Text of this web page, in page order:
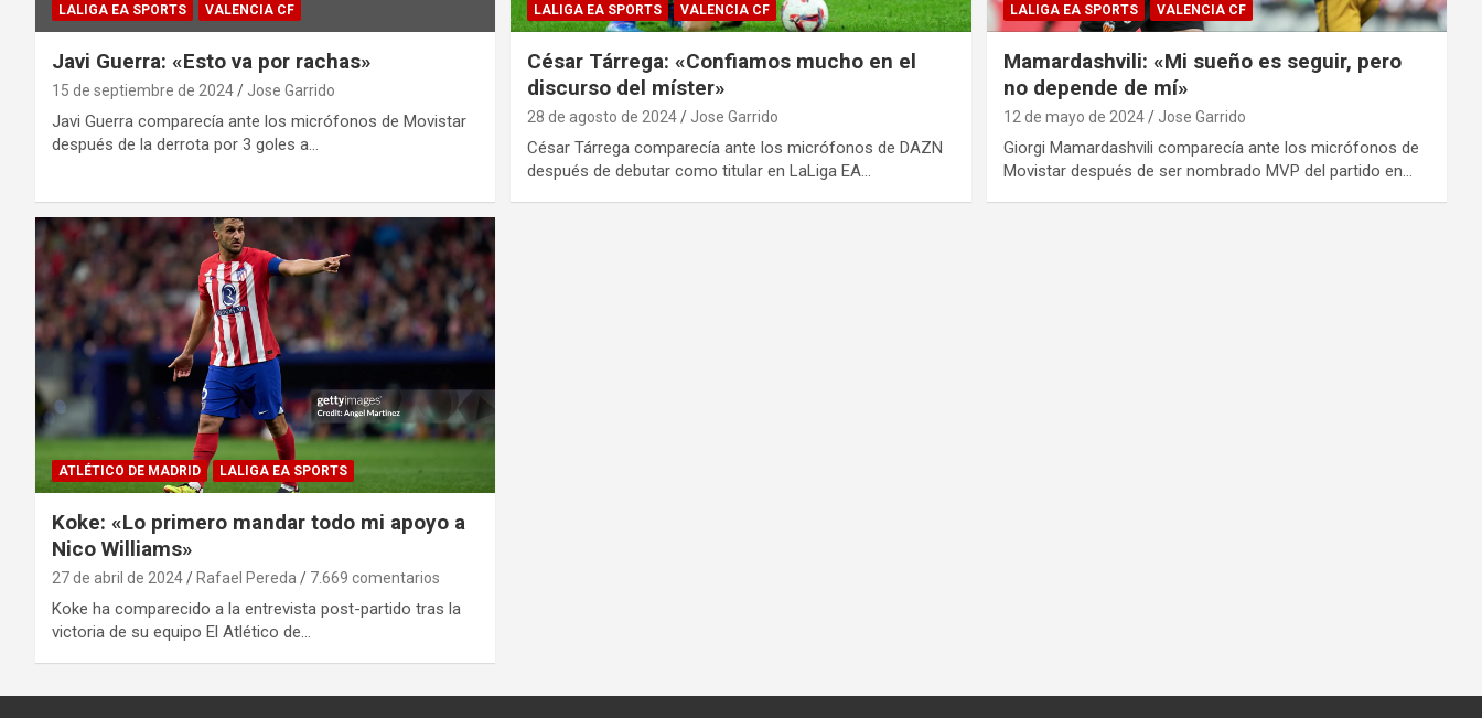
LALIGA EA SPORTS VALENCIA CF
Javi Guerra: «Esto va por rachas»
15 de septiembre de 2024 Jose Garrido
Javi Guerra comparecía ante los micrófonos de Movistar
después de la derrota por 3 goles a…
LALIGA EA SPORTS VALENCIA CF
César Tárrega: «Confiamos mucho en el
discurso del míster»
28 de agosto de 2024 Jose Garrido
César Tárrega comparecía ante los micrófonos de DAZN
después de debutar como titular en LaLiga EA…
LALIGA EA SPORTS VALENCIA CF
Mamardashvili: «Mi sueño es seguir, pero
no depende de mí»
12 de mayo de 2024 Jose Garrido
Giorgi Mamardashvili comparecía ante los micrófonos de
Movistar después de ser nombrado MVP del partido en…
ATLÉTICO DE MADRID LALIGA EA SPORTS
Koke: «Lo primero mandar todo mi apoyo a
Nico Williams»
27 de abril de 2024 Rafael Pereda 7.669 comentarios
Koke ha comparecido a la entrevista post-partido tras la
victoria de su equipo El Atlético de…